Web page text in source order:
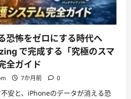
恐怖をゼロにする時代へ
で完成する「究極のスマ
全ガイド
7か月前 0
不安と、iPhoneのデータが消える恐